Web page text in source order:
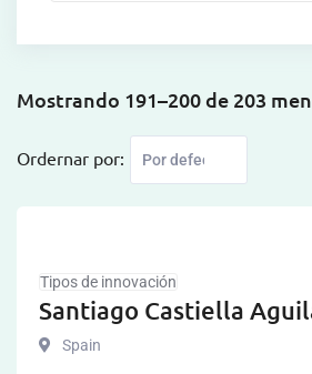
Mostrando 191–200 de 203
Ordernar por:
Tipos de innovación
Santiago Castiella
Spain